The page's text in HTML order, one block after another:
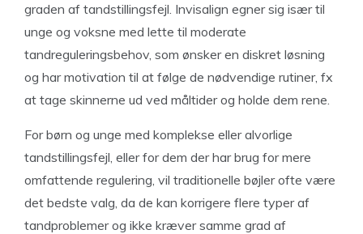
graden af tandstillingsfejl. Invisalign egner sig især til
unge og voksne med lette til moderate
tandreguleringsbehov, som ønsker en diskret løsning
og har motivation til at følge de nødvendige rutiner, fx
at tage skinnerne ud ved måltider og holde dem rene.
For børn og unge med komplekse eller alvorlige
tandstillingsfejl, eller for dem der har brug for mere
omfattende regulering, vil traditionelle bøjler ofte være
det bedste valg, da de kan korrigere flere typer af
tandproblemer og ikke kræver samme grad af